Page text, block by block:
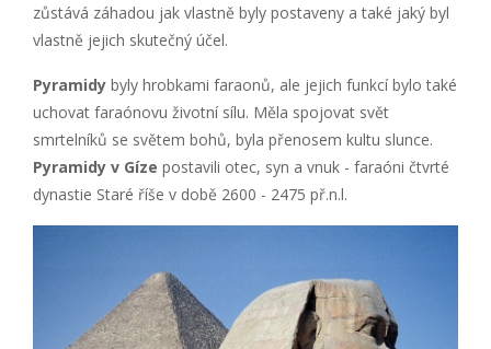
zůstává záhadou jak vlastně byly postaveny a také jaký byl
vlastně jejich skutečný účel.
Pyramidy byly hrobkami faraonů, ale jejich funkcí bylo také
uchovat faraónovu životní sílu. Měla spojovat svět
smrtelníků se světem bohů, byla přenosem kultu slunce.
Pyramidy v Gíze postavili otec, syn a vnuk - faraóni čtvrté
dynastie Staré říše v době 2600 - 2475 př.n.l.